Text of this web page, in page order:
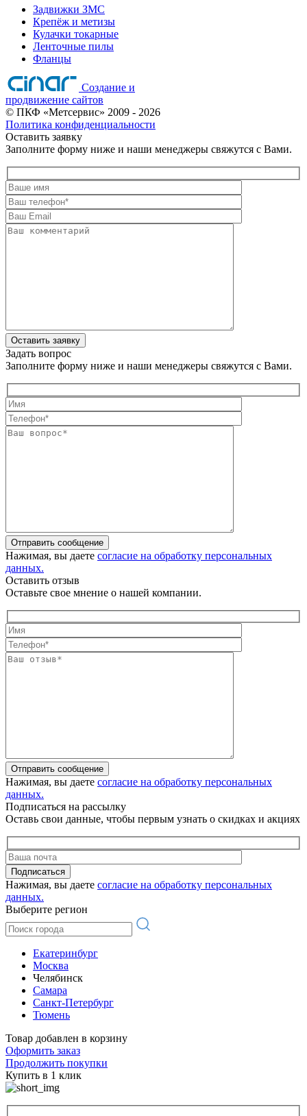
Задвижки ЗМС
Крепёж и метизы
Кулачки токарные
Ленточные пилы
Фланцы
Создание и
продвижение сайтов
© ПКФ «Метсервис» 2009 - 2026
Политика конфиденциальности
Оставить заявку
Заполните форму ниже и наши менеджеры свяжутся с Вами.
Оставить заявку
Задать вопрос
Заполните форму ниже и наши менеджеры свяжутся с Вами.
Отправить сообщение
Нажимая, вы даете согласие на обработку персональных
данных.
Оставить отзыв
Оставьте свое мнение о нашей компании.
Отправить сообщение
Нажимая, вы даете согласие на обработку персональных
данных.
Подписаться на рассылку
Оставь свои данные, чтобы первым узнать о скидках и акциях
Подписаться
Нажимая, вы даете согласие на обработку персональных
данных.
Выберите регион
Екатеринбург
Москва
Челябинск
Самара
Санкт-Петербург
Тюмень
Товар добавлен в корзину
Оформить заказ
Продолжить покупки
Купить в 1 клик